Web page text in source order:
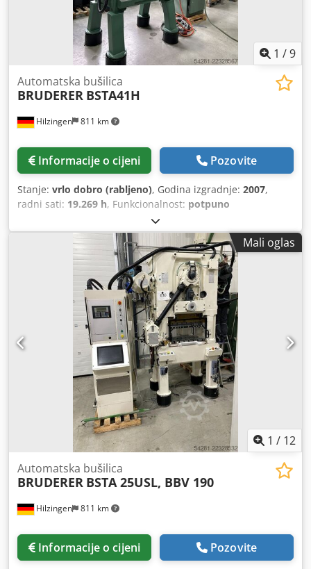
1 /9
Hilzingen 811 km
Automatska bušilica
BRUDERER BSTA41H
Informacije o cijeni Pozovite
Stanje: vrlo dobro (rabljeno), Godina izgradnje: 2007,
radni sati: 19.269 h, Funkcionalnost: potpuno
Mali oglas
1 / 12
Hilzingen 811 km
Automatska bušilica
BRUDERER BSTA 25USL, BBV 190
Informacije o cijeni Pozovite